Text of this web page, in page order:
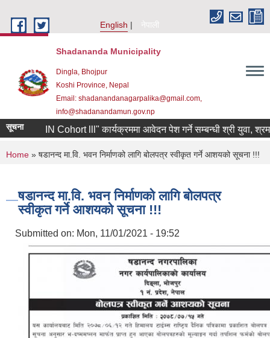
English
नेपाली
Shadananda Municipality
Dingla, Bhojpur
Koshi Province, Nepal
Email: shadanandanagarpalika@gmail.com,
info@shadanandamun.gov.np
सूचना
लागि "RIN Cohort lll" कार्यक्रममा आवेदन पेश गर्ने सम्बन्धी श्री युवा, श्रम
You are here
Home » षडानन्द मा.वि. भवन निर्माणको लागि बोलपत्र स्वीकृत गर्ने आशयको सूचना !!!
षडानन्द मा.वि. भवन निर्माणको लागि बोलपत्र
स्वीकृत गर्ने आशयको सूचना !!!
Submitted on: Mon, 11/01/2021 - 19:52